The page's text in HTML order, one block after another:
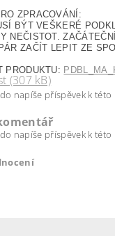
ZPRACOVÁNÍ:
BÝT VEŠKERÉ
NEČISTOT.
ZAČÍT LEPIT ZE
PRODUKTU:
(307 kB)
napíše příspěvek k této
napíše příspěvek k této